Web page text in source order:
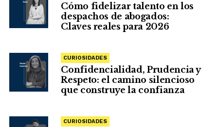
Cómo fidelizar talento en los
despachos de abogados:
Claves reales para 2026
CURIOSIDADES
Confidencialidad, Prudencia y
Respeto: el camino silencioso
que construye la confianza
CURIOSIDADES